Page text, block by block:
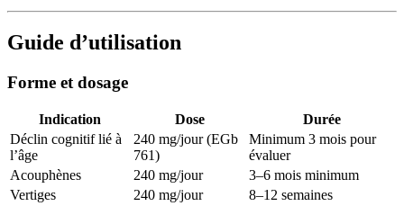
Guide d’utilisation
Forme et dosage
Indication Dose
Durée
Déclin cognitif lié à
l’âge
240 mg/jour (EGb
761)
Minimum 3 mois pour
évaluer
Acouphènes
240 mg/jour
3–6 mois minimum
Vertiges
240 mg/jour 8–12 semaines